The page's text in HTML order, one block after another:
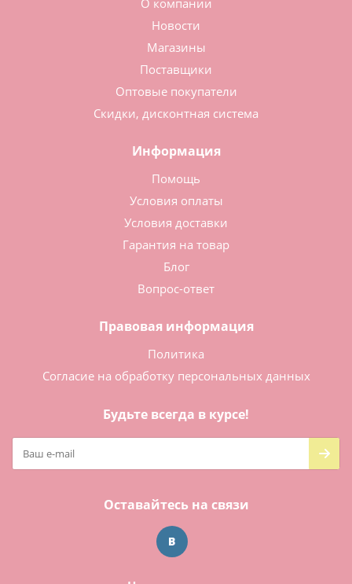
О компании
Новости
Магазины
Поставщики
Оптовые покупатели
Скидки, дисконтная система
Информация
Помощь
Условия оплаты
Условия доставки
Гарантия на товар
Блог
Вопрос-ответ
Правовая информация
Политика
Согласие на обработку персональных данных
Будьте всегда в курсе!
Оставайтесь на связи